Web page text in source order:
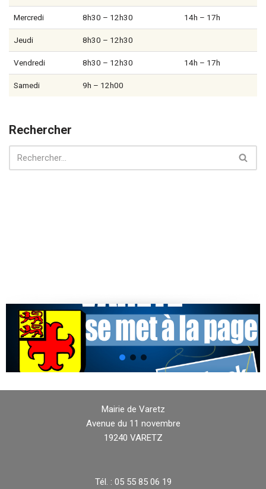
Mercredi 8h30 – 12h30 14h – 17h
Jeudi 8h30 – 12h30
Vendredi 8h30 – 12h30 14h – 17h
Samedi 9h – 12h00
Rechercher
Mairie de Varetz
Avenue du 11 novembre
19240 VARETZ
Tél. : 05 55 85 06 19